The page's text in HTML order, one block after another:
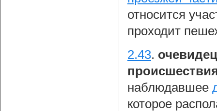
относится
проходит
2.43.
наблюдавшее
которое